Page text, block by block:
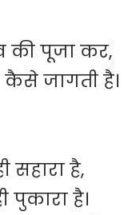
की पूजा कर,
जागती है।
सहारा है,
है।